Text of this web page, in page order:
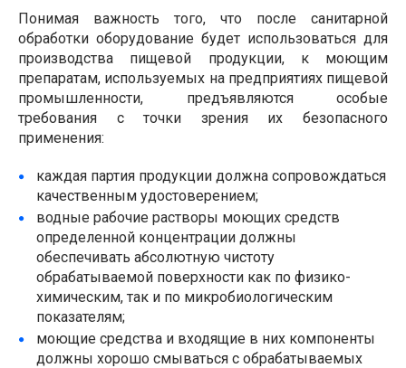
Понимая важность того, что после санитарной
обработки оборудование будет использоваться для
производства пищевой продукции, к моющим
препаратам, используемых на предприятиях пищевой
промышленности, предъявляются особые
требования с точки зрения их безопасного
применения:
каждая партия продукции должна сопровождаться
качественным удостоверением;
водные рабочие растворы моющих средств
определенной концентрации должны
обеспечивать абсолютную чистоту
обрабатываемой поверхности как по физико-
химическим, так и по микробиологическим
показателям;
моющие средства и входящие в них компоненты
должны хорошо смываться с обрабатываемых